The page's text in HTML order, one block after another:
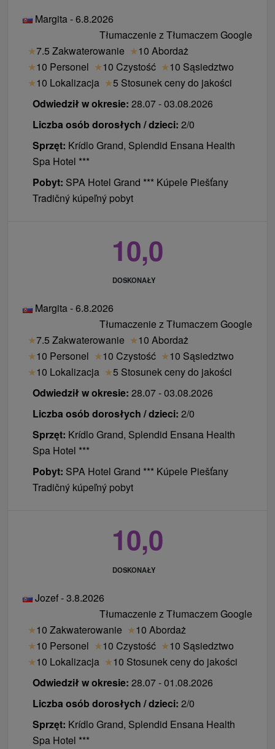
Margita - 6.8.2026
Tłumaczenie z Tłumaczem Google
★7.5 Zakwaterowanie ★10 Abordaż
★10 Personel ★10 Czystość ★10 Sąsiedztwo
★10 Lokalizacja ★5 Stosunek ceny do jakości
Odwiedził w okresie: 28.07 - 03.08.2026
Liczba osób dorosłych / dzieci: 2/0
Sprzęt: Krídlo Grand, Splendid Ensana Health
Spa Hotel ***
Pobyt: SPA Hotel Grand *** Kúpele Piešťany
Tradičný kúpeľný pobyt
10,0
DOSKONAŁY
Margita - 6.8.2026
Tłumaczenie z Tłumaczem Google
★7.5 Zakwaterowanie ★10 Abordaż
★10 Personel ★10 Czystość ★10 Sąsiedztwo
★10 Lokalizacja ★5 Stosunek ceny do jakości
Odwiedził w okresie: 28.07 - 03.08.2026
Liczba osób dorosłych / dzieci: 2/0
Sprzęt: Krídlo Grand, Splendid Ensana Health
Spa Hotel ***
Pobyt: SPA Hotel Grand *** Kúpele Piešťany
Tradičný kúpeľný pobyt
10,0
DOSKONAŁY
Jozef - 3.8.2026
Tłumaczenie z Tłumaczem Google
★10 Zakwaterowanie ★10 Abordaż
★10 Personel ★10 Czystość ★10 Sąsiedztwo
★10 Lokalizacja ★10 Stosunek ceny do jakości
Odwiedził w okresie: 28.07 - 01.08.2026
Liczba osób dorosłych / dzieci: 2/0
Sprzęt: Krídlo Grand, Splendid Ensana Health
Spa Hotel ***